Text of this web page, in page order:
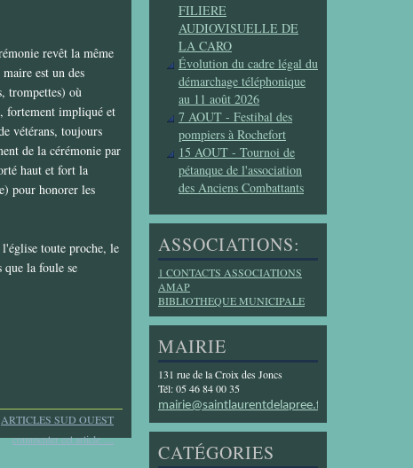
revêt la même
est un des
trompettes) où
fortement impliqué et
vétérans, toujours
de la cérémonie par
haut et fort la
pour honorer les
toute proche, le
que la foule se
ARTICLES SUD OUEST
commenter cet article…
FILIERE
AUDIOVISUELLE DE
LA CARO
Évolution du cadre légal du
démarchage téléphonique
au 11 août 2026
7 AOUT - Festibal des
pompiers à Rochefort
15 AOUT - Tournoi de
pétanque de l'association
des Anciens Combattants
ASSOCIATIONS:
1 CONTACTS ASSOCIATIONS
AMAP
BIBLIOTHEQUE MUNICIPALE
MAIRIE
131 rue de la Croix des Joncs
Tél: 05 46 84 00 35
mairie@saintlaurentdelapree.fr
CATÉGORIES